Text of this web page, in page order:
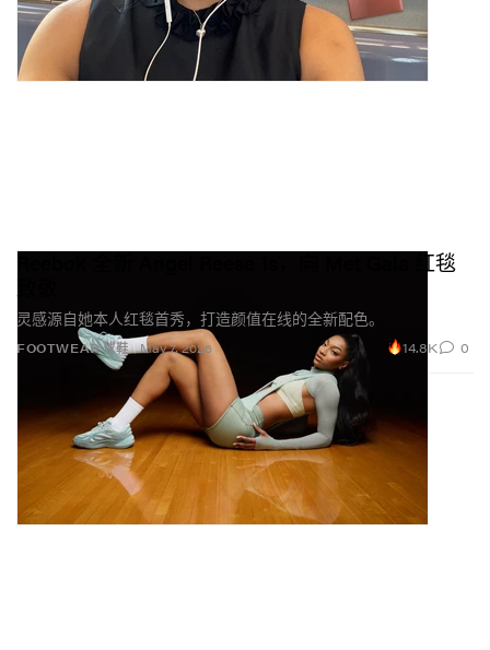
FOOTWEAR 球鞋
Reebok 全新 Angel Reese 1s，向 Met Gala 红毯
致敬
灵感源自她本人红毯首秀，打造颜值在线的全新配色。
May 7, 2026 14.8K 0